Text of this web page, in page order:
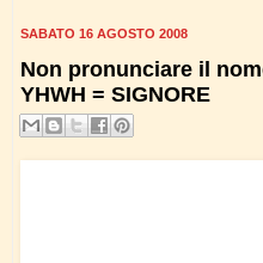
SABATO 16 AGOSTO 2008
Non pronunciare il
YHWH = SIGNORE